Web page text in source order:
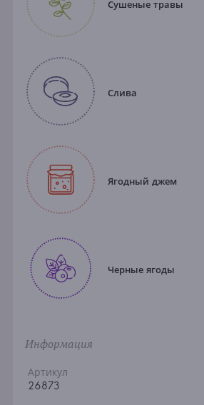
Сушеные травы
Слива
Ягодный джем
Черные ягоды
Информация
Артикул
26873